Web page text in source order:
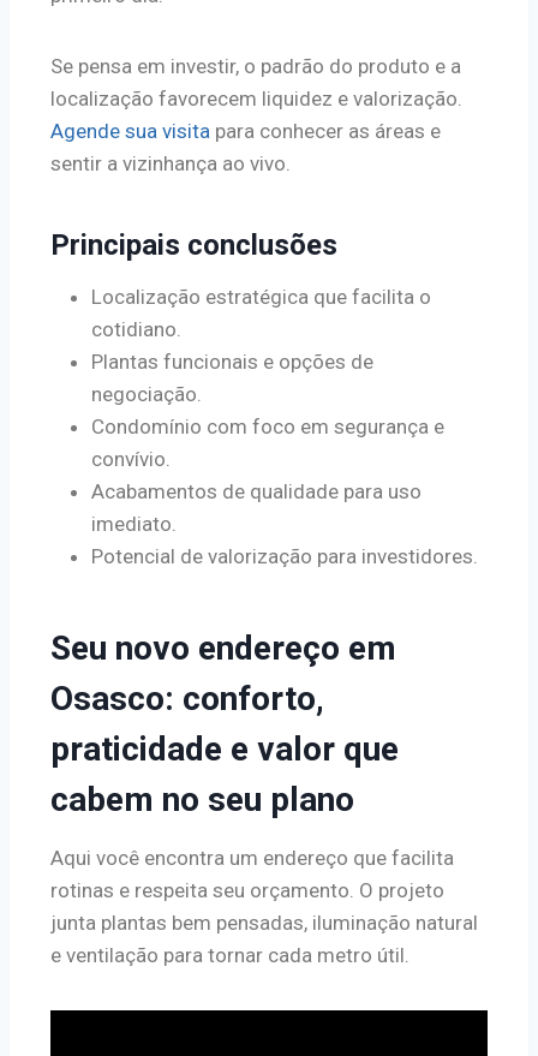
Se pensa em investir, o padrão do produto e a
localização favorecem liquidez e valorização.
Agende sua visita para conhecer as áreas e
sentir a vizinhança ao vivo.
Principais conclusões
Localização estratégica que facilita o
cotidiano.
Plantas funcionais e opções de
negociação.
Condomínio com foco em segurança e
convívio.
Acabamentos de qualidade para uso
imediato.
Potencial de valorização para investidores.
Seu novo endereço em
Osasco: conforto,
praticidade e valor que
cabem no seu plano
Aqui você encontra um endereço que facilita
rotinas e respeita seu orçamento. O projeto
junta plantas bem pensadas, iluminação natural
e ventilação para tornar cada metro útil.